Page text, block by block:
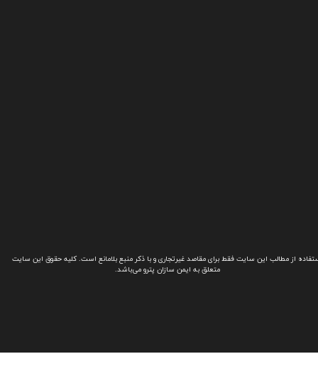
از مطالب این سایت فقط برای مقاصد غیرتجاری و با ذکر منبع بلامانع است. کلیه حقوق این سایت
متعلق به ایمن سازان پترو می‌باشد.